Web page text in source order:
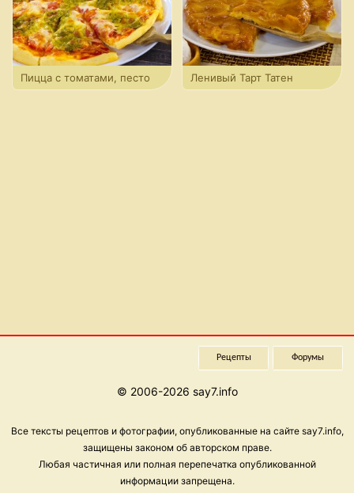
Пицца с томатами, песто
Ленивый Тарт Татен
Рецепты Форумы
© 2006-2026 say7.info
Все тексты рецептов и фотографии, опубликованные на сайте say7.info,
защищены законом об авторском праве.
Любая частичная или полная перепечатка опубликованной
информации запрещена.